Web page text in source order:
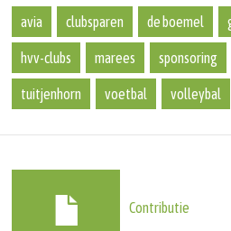
avia clubsparen de boemel
hvv-clubs marees sponsoring
tuitjenhorn voetbal volleybal
Contributie